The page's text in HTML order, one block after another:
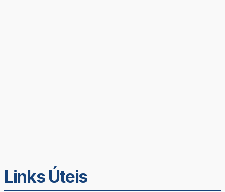
Links Úteis